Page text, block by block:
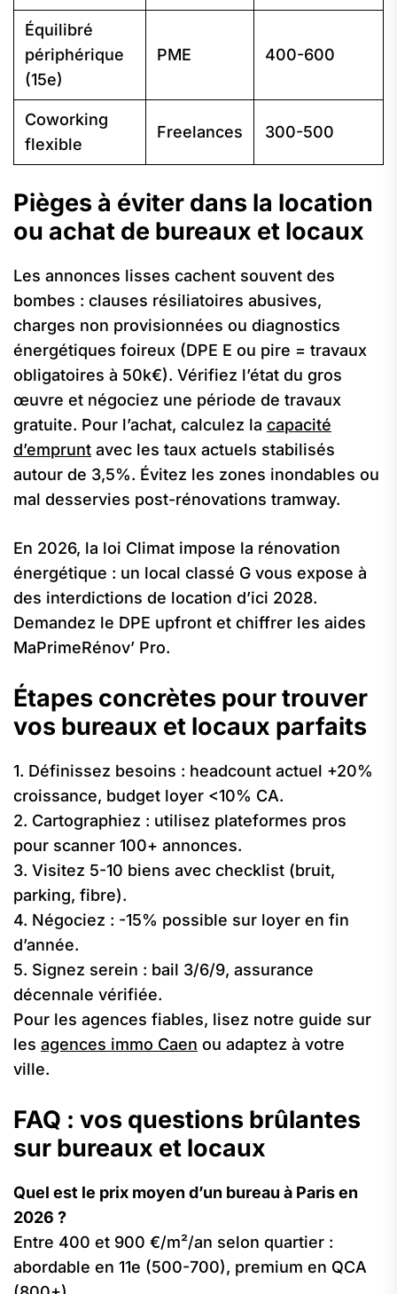
Équilibré
périphérique
(15e)
PME 400-600
Coworking
flexible
Freelances 300-500
Pièges à éviter dans la location
ou achat de bureaux et locaux
Les annonces lisses cachent souvent des
bombes : clauses résiliatoires abusives,
charges non provisionnées ou diagnostics
énergétiques foireux (DPE E ou pire = travaux
obligatoires à 50k€). Vérifiez l’état du gros
œuvre et négociez une période de travaux
gratuite. Pour l’achat, calculez la capacité
d’emprunt avec les taux actuels stabilisés
autour de 3,5%. Évitez les zones inondables ou
mal desservies post-rénovations tramway.
En 2026, la loi Climat impose la rénovation
énergétique : un local classé G vous expose à
des interdictions de location d’ici 2028.
Demandez le DPE upfront et chiffrer les aides
MaPrimeRénov’ Pro.
Étapes concrètes pour trouver
vos bureaux et locaux parfaits
1. Définissez besoins : headcount actuel +20%
croissance, budget loyer <10% CA.
2. Cartographiez : utilisez plateformes pros
pour scanner 100+ annonces.
3. Visitez 5-10 biens avec checklist (bruit,
parking, fibre).
4. Négociez : -15% possible sur loyer en fin
d’année.
5. Signez serein : bail 3/6/9, assurance
décennale vérifiée.
Pour les agences fiables, lisez notre guide sur
les agences immo Caen ou adaptez à votre
ville.
FAQ : vos questions brûlantes
sur bureaux et locaux
Quel est le prix moyen d’un bureau à Paris en
2026 ?
Entre 400 et 900 €/m²/an selon quartier :
abordable en 11e (500-700), premium en QCA